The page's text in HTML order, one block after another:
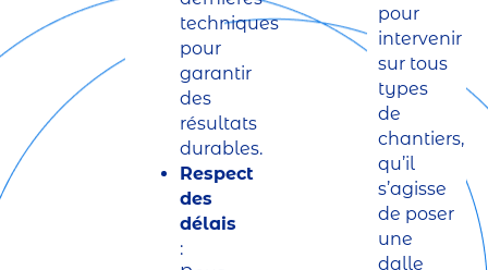
techniques
pour
garantir
des
résultats
durables.
Respect
des
délais
:
pour
intervenir
sur tous
types
de
chantiers,
qu’il
s’agisse
de poser
une
dalle